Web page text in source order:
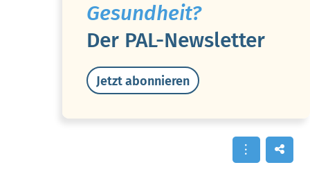
Gesundheit?
Der PAL-Newsletter
Jetzt abonnieren